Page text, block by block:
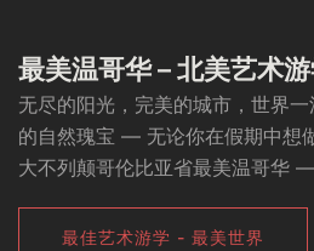
最美温哥华 – 北美艺术
无尽的阳光，完美的城市，世界
的自然瑰宝 — 无论你在假期中想
大不列颠哥伦比亚省最美温哥华 —
最佳艺术游学 - 最美世界